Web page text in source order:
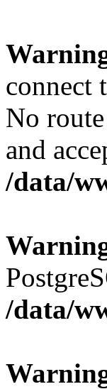
connect
No
and
/data/
/data/